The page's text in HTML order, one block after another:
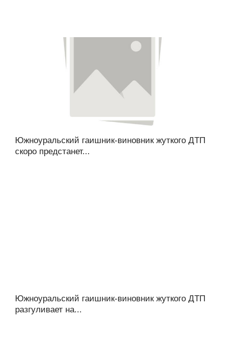
Южноуральский гаишник-виновник жуткого ДТП
скоро предстанет...
Южноуральский гаишник-виновник жуткого ДТП
разгуливает на...